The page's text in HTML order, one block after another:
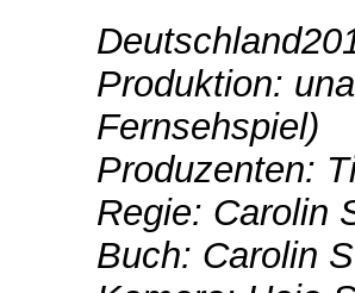
Produktion:
Fernsehspiel)
Produzenten:
Regie: Carolin
Buch: Carolin